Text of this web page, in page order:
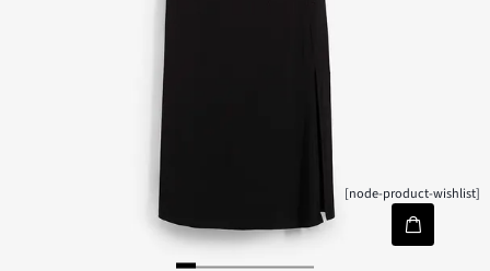
[node-product-wishlist]